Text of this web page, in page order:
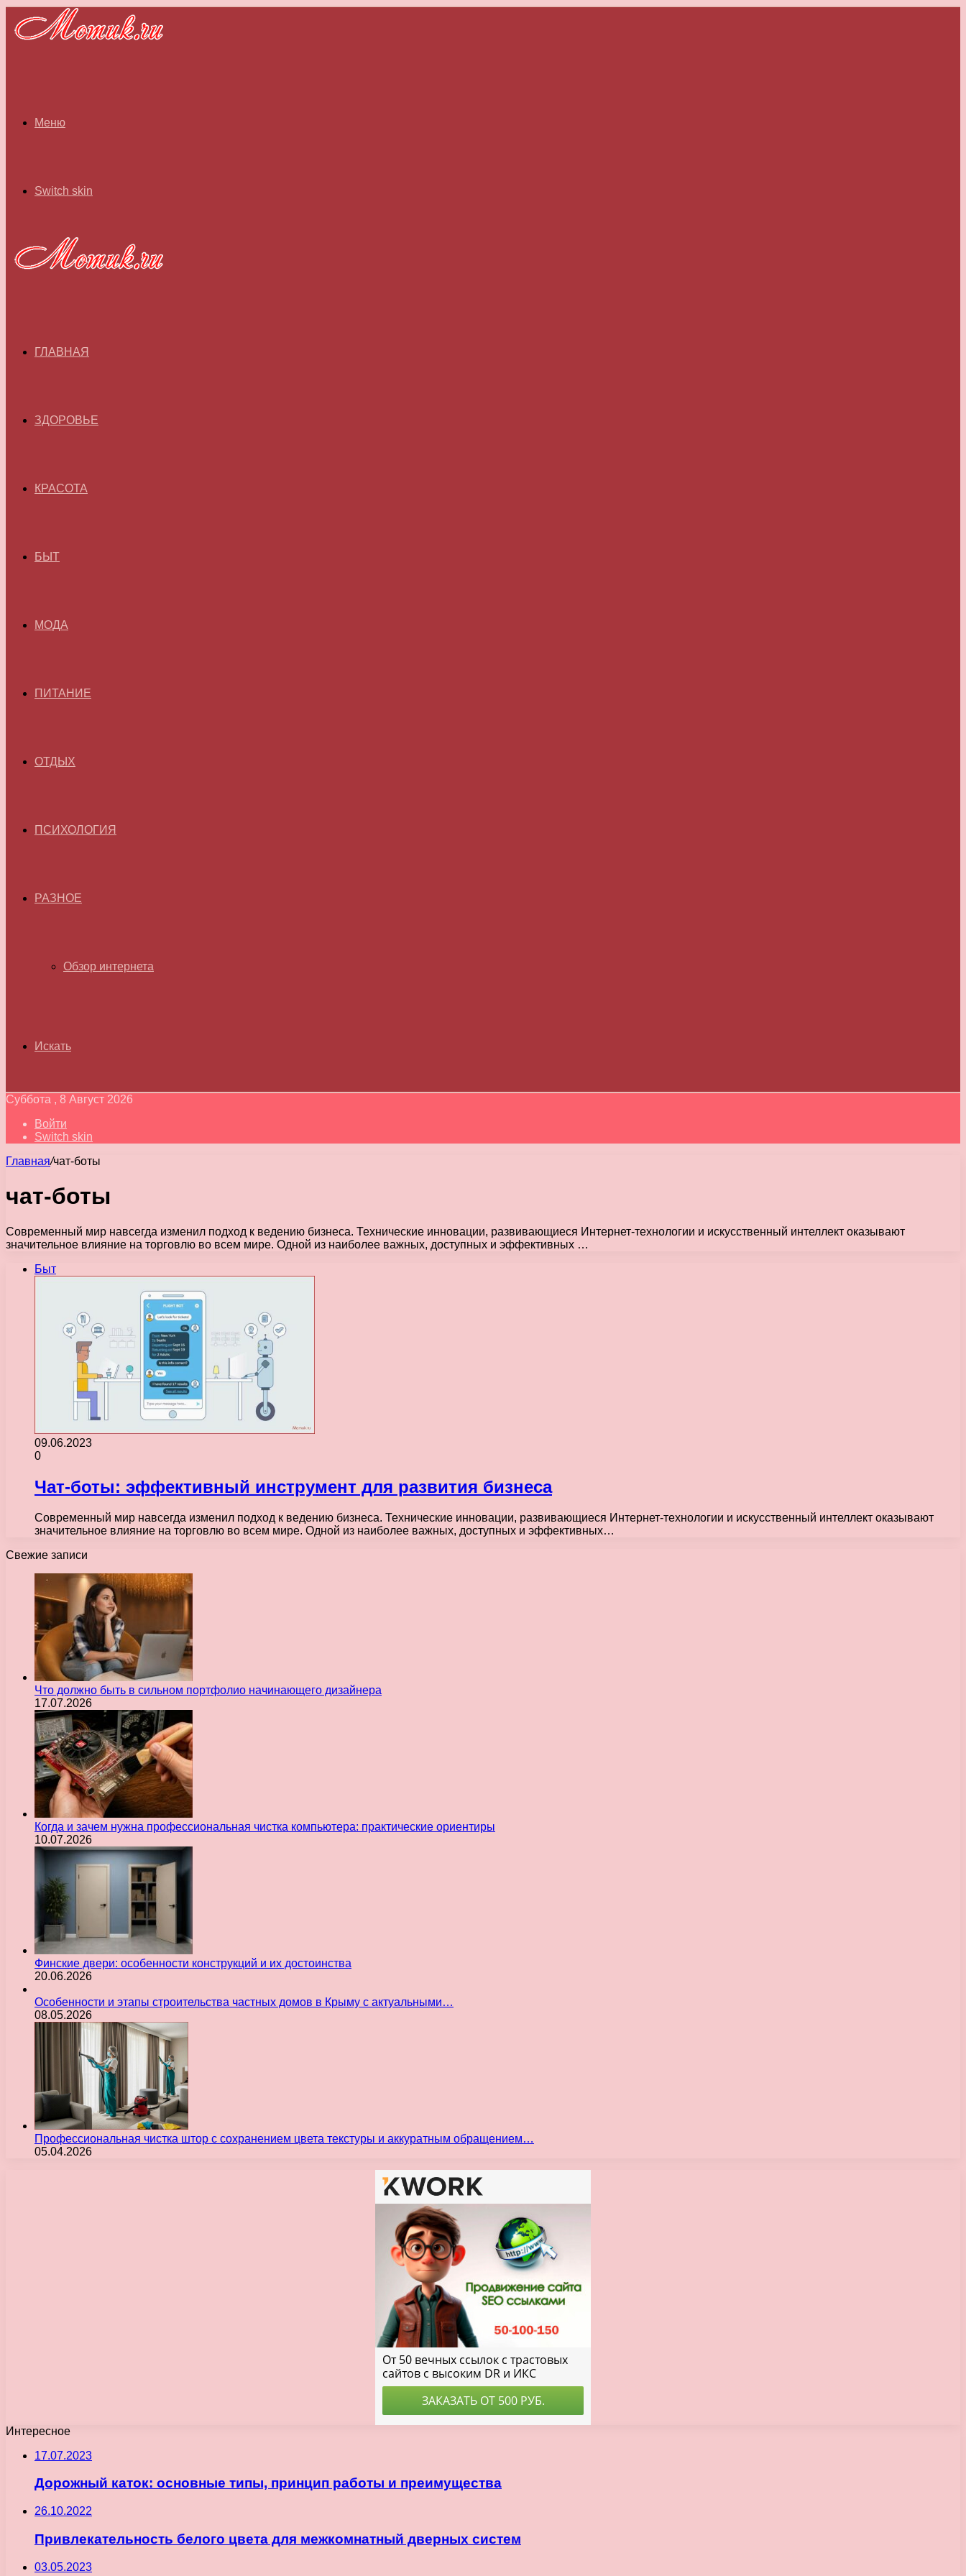
Меню
Switch skin
ГЛАВНАЯ
ЗДОРОВЬЕ
КРАСОТА
БЫТ
МОДА
ПИТАНИЕ
ОТДЫХ
ПСИХОЛОГИЯ
РАЗНОЕ
Обзор интернета
Искать
Суббота , 8 Август 2026
Войти
Switch skin
Главная/чат-боты
чат-боты
Современный мир навсегда изменил подход к ведению бизнеса. Технические инновации, развивающиеся Интернет-технологии и искусственный интеллект оказывают
значительное влияние на торговлю во всем мире. Одной из наиболее важных, доступных и эффективных …
Быт
09.06.2023
0
Чат-боты: эффективный инструмент для развития бизнеса
Современный мир навсегда изменил подход к ведению бизнеса. Технические инновации, развивающиеся Интернет-технологии и искусственный интеллект оказывают
значительное влияние на торговлю во всем мире. Одной из наиболее важных, доступных и эффективных…
Свежие записи
Что должно быть в сильном портфолио начинающего дизайнера
17.07.2026
Когда и зачем нужна профессиональная чистка компьютера: практические ориентиры
10.07.2026
Финские двери: особенности конструкций и их достоинства
20.06.2026
Особенности и этапы строительства частных домов в Крыму с актуальными…
08.05.2026
Профессиональная чистка штор с сохранением цвета текстуры и аккуратным обращением…
05.04.2026
Интересное
17.07.2023
Дорожный каток: основные типы, принцип работы и преимущества
26.10.2022
Привлекательность белого цвета для межкомнатный дверных систем
03.05.2023